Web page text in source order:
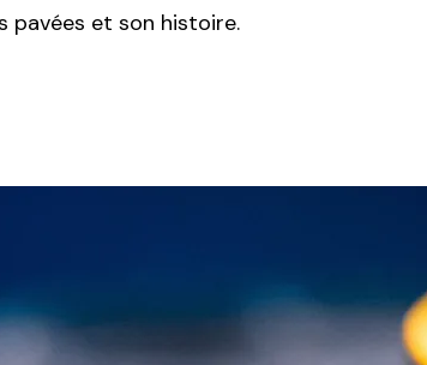
pavées et son histoire.